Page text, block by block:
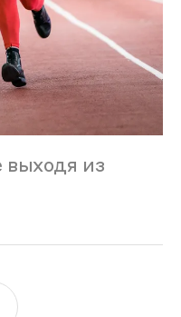
выходя из